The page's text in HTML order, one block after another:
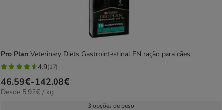
Pro Plan Veterinary Diets Gastrointestinal EN ração para cães
4.9
estrelas
com
4.9(17)
Preço
de
46.59€-142.08€
5.92€
Desde 5.92€ / kg
3 opções de peso